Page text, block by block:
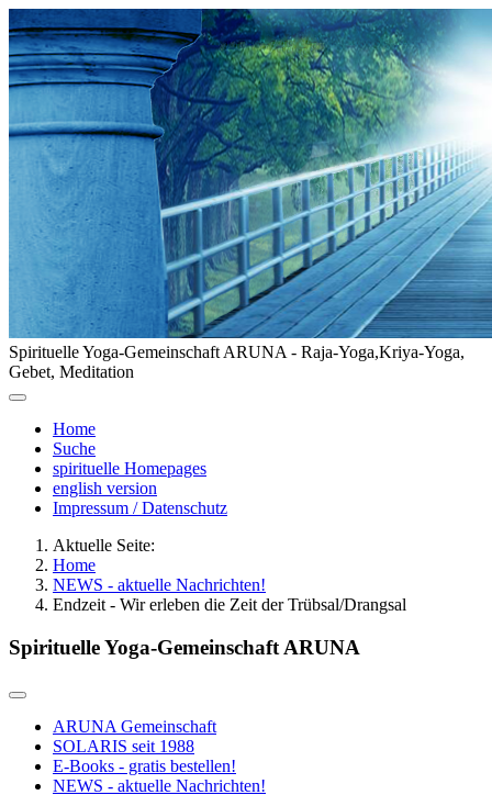
Spirituelle Yoga-Gemeinschaft ARUNA - Raja-Yoga,Kriya-Yoga,
Gebet, Meditation
Home
Suche
spirituelle Homepages
english version
Impressum / Datenschutz
Aktuelle Seite:
Home
NEWS - aktuelle Nachrichten!
Endzeit - Wir erleben die Zeit der Trübsal/Drangsal
Spirituelle Yoga-Gemeinschaft ARUNA
ARUNA Gemeinschaft
SOLARIS seit 1988
E-Books - gratis bestellen!
NEWS - aktuelle Nachrichten!